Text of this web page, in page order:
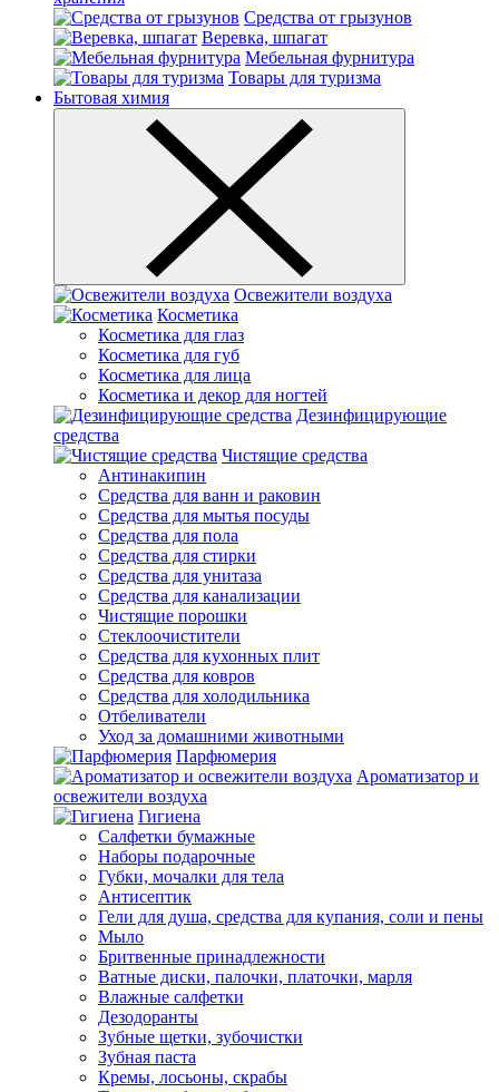
Средства от грызунов
Веревка, шпагат
Мебельная фурнитура
Товары для туризма
Бытовая химия
Освежители воздуха
Косметика
Косметика для глаз
Косметика для губ
Косметика для лица
Косметика и декор для ногтей
Дезинфицирующие
средства
Чистящие средства
Антинакипин
Средства для ванн и раковин
Средства для мытья посуды
Средства для пола
Средства для стирки
Средства для унитаза
Средства для канализации
Чистящие порошки
Стеклоочистители
Средства для кухонных плит
Средства для ковров
Средства для холодильника
Отбеливатели
Уход за домашними животными
Парфюмерия
Ароматизатор и
освежители воздуха
Гигиена
Салфетки бумажные
Наборы подарочные
Губки, мочалки для тела
Антисептик
Гели для душа, средства для купания, соли и пены
Мыло
Бритвенные принадлежности
Ватные диски, палочки, платочки, марля
Влажные салфетки
Дезодоранты
Зубные щетки, зубочистки
Зубная паста
Кремы, лосьоны, скрабы